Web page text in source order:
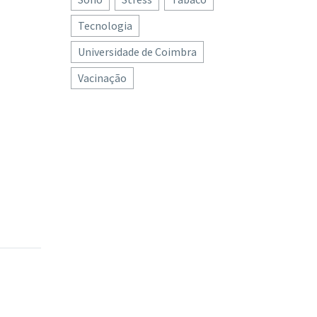
Tecnologia
Universidade de Coimbra
Vacinação